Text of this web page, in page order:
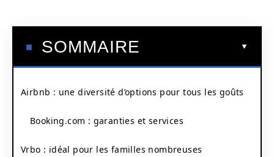
SOMMAIRE
Airbnb : une diversité d’options pour tous les goûts
Booking.com : garanties et services
Vrbo : idéal pour les familles nombreuses